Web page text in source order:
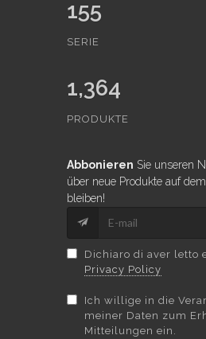
155
SERIE
1,364
PRODUKTE
Abbonieren Sie unseren
über neue Produkte auf
bleiben!
Dichiaro di aver letto
Privacy Policy
Ich willige in die
meiner Daten zum
Mitteilungen ein.